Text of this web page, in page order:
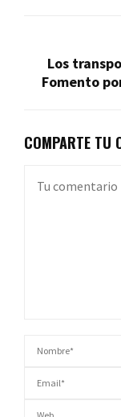
Los
Fomento
COMPARTE TU